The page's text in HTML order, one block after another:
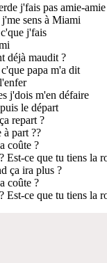
j'fais pas amie-amie
sens à Miami
j'fais
déjà maudit ?
papa m'a dit
j'dois m'en défaire
le départ
repart ?
part ??
coûte ?
Est-ce que tu tiens la
ça ira plus ?
coûte ?
Est-ce que tu tiens la